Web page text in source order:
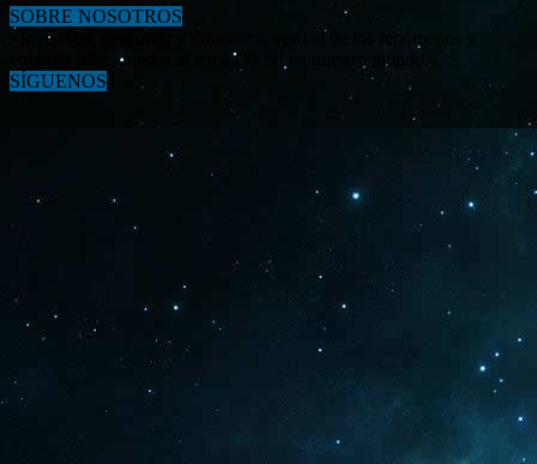
SOBRE NOSOTROS
«Investigar, descubrir y difundir la verdad de los fenómenos y
enigmas relacionados al tema OVNI en nuestro mundo.»
SÍGUENOS